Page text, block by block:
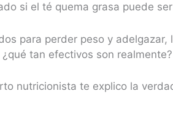
si el té quema grasa puede
para perder peso y
tan efectivos son realmente?
nutricionista te explico la